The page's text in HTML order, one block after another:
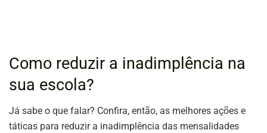
Como reduzir a inadimplência na
sua escola?
Já sabe o que falar? Confira, então, as melhores ações e
táticas para reduzir a inadimplência das mensalidades